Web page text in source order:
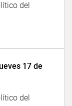
del
17 de
del